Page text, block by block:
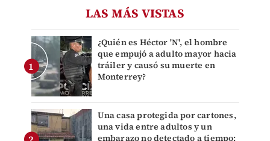
LAS MÁS VISTAS
¿Quién es Héctor 'N', el hombre
que empujó a adulto mayor hacia
tráiler y causó su muerte en
Monterrey?
Una casa protegida por cartones,
una vida entre adultos y un
embarazo no detectado a tiempo: